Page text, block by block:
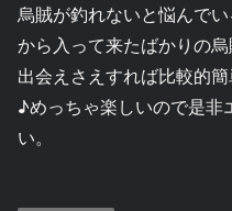
烏賊が釣れないと悩んで
から入って来たばかりの烏
出会えさえすれば比較的
♪めっちゃ楽しいので是非
い。